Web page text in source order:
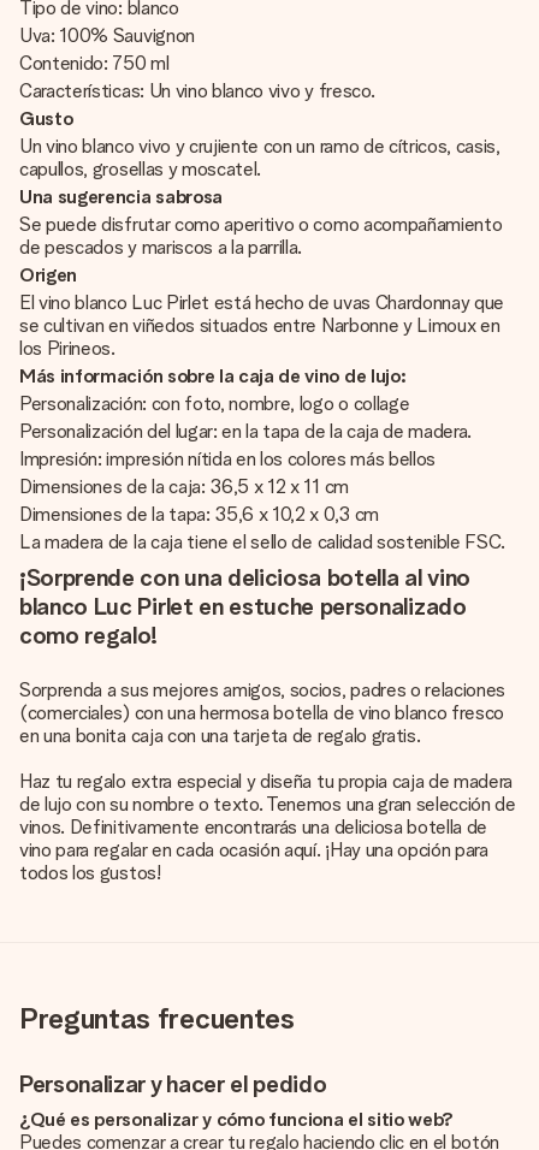
Tipo de vino: blanco
Uva: 100% Sauvignon
Contenido: 750 ml
Características: Un vino blanco vivo y fresco.
Gusto
Un vino blanco vivo y crujiente con un ramo de cítricos, casis,
capullos, grosellas y moscatel.
Una sugerencia sabrosa
Se puede disfrutar como aperitivo o como acompañamiento
de pescados y mariscos a la parrilla.
Origen
El vino blanco Luc Pirlet está hecho de uvas Chardonnay que
se cultivan en viñedos situados entre Narbonne y Limoux en
los Pirineos.
Más información sobre la caja de vino de lujo:
Personalización: con foto, nombre, logo o collage
Personalización del lugar: en la tapa de la caja de madera.
Impresión: impresión nítida en los colores más bellos
Dimensiones de la caja: 36,5 x 12 x 11 cm
Dimensiones de la tapa: 35,6 x 10,2 x 0,3 cm
La madera de la caja tiene el sello de calidad sostenible FSC.
¡Sorprende con una deliciosa botella al vino
blanco Luc Pirlet en estuche personalizado
como regalo!
Sorprenda a sus mejores amigos, socios, padres o relaciones
(comerciales) con una hermosa botella de vino blanco fresco
en una bonita caja con una tarjeta de regalo gratis.
Haz tu regalo extra especial y diseña tu propia caja de madera
de lujo con su nombre o texto. Tenemos una gran selección de
vinos. Definitivamente encontrarás una deliciosa botella de
vino para regalar en cada ocasión aquí. ¡Hay una opción para
todos los gustos!
Preguntas frecuentes
Personalizar y hacer el pedido
¿Qué es personalizar y cómo funciona el sitio web?
Puedes comenzar a crear tu regalo haciendo clic en el botón